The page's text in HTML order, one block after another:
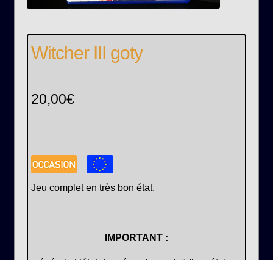
Witcher III goty
20,00€
Jeu complet en très bon état.
IMPORTANT :